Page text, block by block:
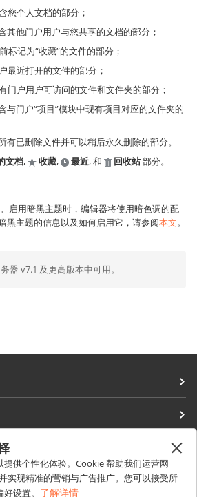
您个人文档的部分；
其他门户用户与您共享的文档的部分；
标记为“收藏”的文件的部分；
最近打开的文件的部分；
门户用户可访问的文件和文件夹的部分；
与门户“项目”模块中现有项目对应的文件夹的
有已删除文件并可以稍后永久删除的部分。
文档, 收藏, 最近, 和 回收站部分。
。启用暗黑主题时，编辑器将使用暗色调的配
黑主题的信息以及如何启用它，请参阅本文。
器 v7.1 及更高版本中可用。
供个性化体验。Cookie 帮助我们运营网
实现精准的营销与广告推广。您可以接受所
设置。 了解详情